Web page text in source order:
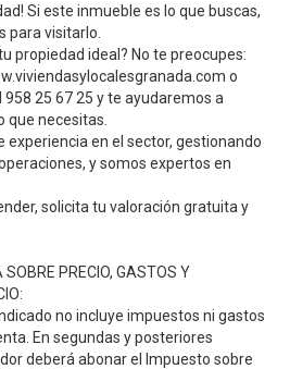
Si este inmueble es lo que buscas,
para visitarlo.
propiedad ideal? No te preocupes:
o
25 67 25 y te ayudaremos a
necesitas.
experiencia en el sector, gestionando
y somos expertos en
solicita tu valoración gratuita y
PRECIO, GASTOS Y
no incluye impuestos ni gastos
En segundas y posteriores
deberá abonar el Impuesto sobre